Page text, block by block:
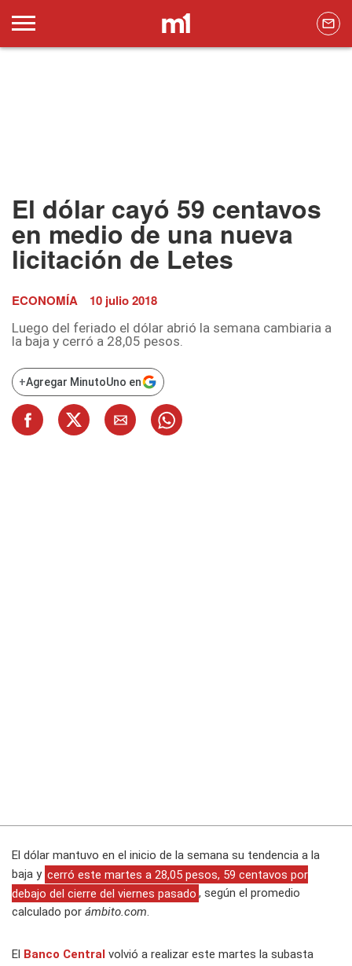
El dólar cayó 59 centavos
en medio de una nueva
licitación de Letes
ECONOMÍA 10 julio 2018
Luego del feriado el dólar abrió la semana cambiaria a
la baja y cerró a 28,05 pesos.
+Agregar MinutoUno en
El dólar mantuvo en el inicio de la semana su tendencia a la
baja y cerró este martes a 28,05 pesos, 59 centavos por
debajo del cierre del viernes pasado , según el promedio
calculado por ámbito.com.
El Banco Central volvió a realizar este martes la subasta